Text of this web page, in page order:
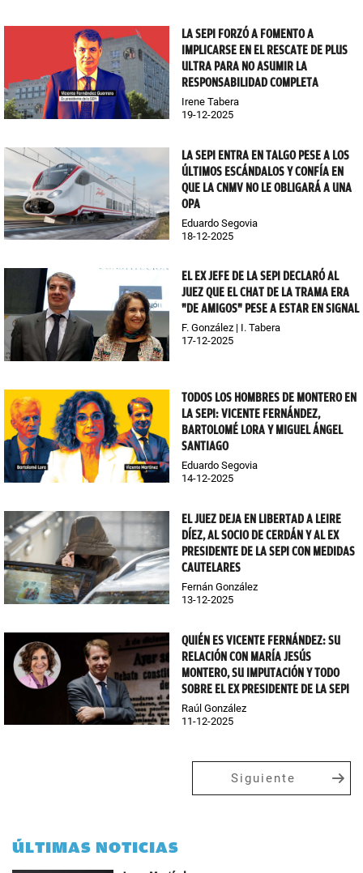
LA SEPI FORZÓ A FOMENTO A
IMPLICARSE EN EL RESCATE DE PLUS
ULTRA PARA NO ASUMIR LA
RESPONSABILIDAD COMPLETA
Irene Tabera
19-12-2025
LA SEPI ENTRA EN TALGO PESE A LOS
ÚLTIMOS ESCÁNDALOS Y CONFÍA EN
QUE LA CNMV NO LE OBLIGARÁ A UNA
OPA
Eduardo Segovia
18-12-2025
EL EX JEFE DE LA SEPI DECLARÓ AL
JUEZ QUE EL CHAT DE LA TRAMA ERA
"DE AMIGOS" PESE A ESTAR EN SIGNAL
F. González | I. Tabera
17-12-2025
TODOS LOS HOMBRES DE MONTERO EN
LA SEPI: VICENTE FERNÁNDEZ,
BARTOLOMÉ LORA Y MIGUEL ÁNGEL
SANTIAGO
Eduardo Segovia
14-12-2025
EL JUEZ DEJA EN LIBERTAD A LEIRE
DÍEZ, AL SOCIO DE CERDÁN Y AL EX
PRESIDENTE DE LA SEPI CON MEDIDAS
CAUTELARES
Fernán González
13-12-2025
QUIÉN ES VICENTE FERNÁNDEZ: SU
RELACIÓN CON MARÍA JESÚS
MONTERO, SU IMPUTACIÓN Y TODO
SOBRE EL EX PRESIDENTE DE LA SEPI
Raúl González
11-12-2025
Siguiente
ÚLTIMAS NOTICIAS